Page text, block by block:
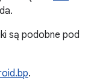
są podobne pod
.